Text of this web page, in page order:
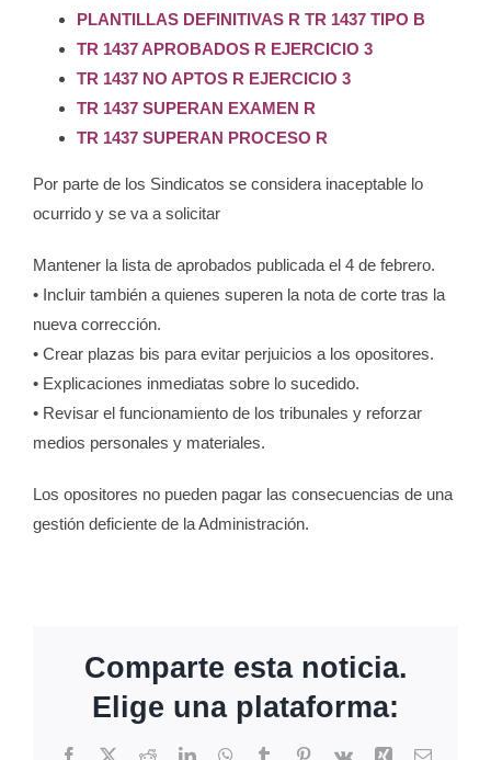
PLANTILLAS DEFINITIVAS R TR 1437 TIPO B
TR 1437 APROBADOS R EJERCICIO 3
TR 1437 NO APTOS R EJERCICIO 3
TR 1437 SUPERAN EXAMEN R
TR 1437 SUPERAN PROCESO R
Por parte de los Sindicatos se considera inaceptable lo
ocurrido y se va a solicitar
Mantener la lista de aprobados publicada el 4 de febrero.
• Incluir también a quienes superen la nota de corte tras la
nueva corrección.
• Crear plazas bis para evitar perjuicios a los opositores.
• Explicaciones inmediatas sobre lo sucedido.
• Revisar el funcionamiento de los tribunales y reforzar
medios personales y materiales.
Los opositores no pueden pagar las consecuencias de una
gestión deficiente de la Administración.
Comparte esta noticia.
Elige una plataforma:
Facebook
X RedditLinkedInWhatsApp
TumblrPinterest
Vk Xing Correo